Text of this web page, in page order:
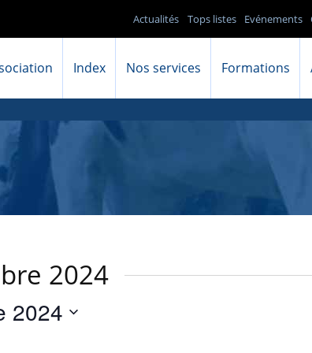
Evénements
Tops listes
Actualités
Index Nos services Formations
2024
2024